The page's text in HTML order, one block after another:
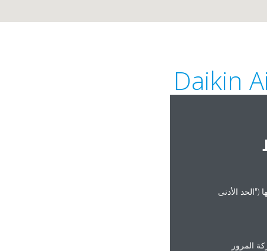
Daikin
("الحد الأدنى
المرور